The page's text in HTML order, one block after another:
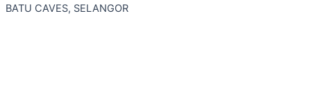
BATU CAVES, SELANGOR